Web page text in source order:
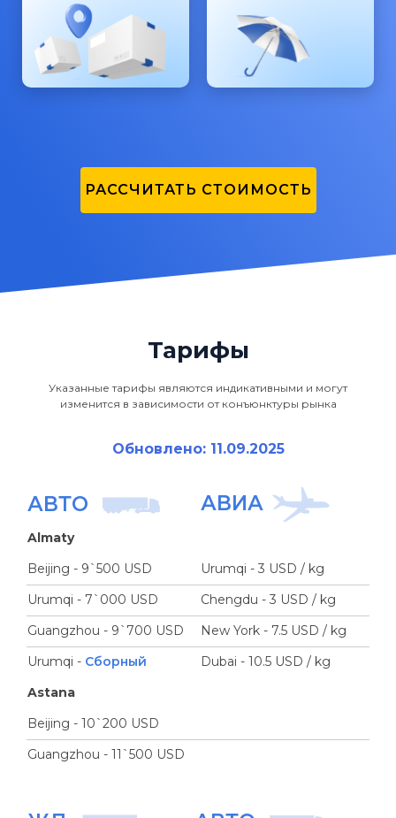
РАССЧИТАТЬ СТОИМОСТЬ
Тарифы
Указанные тарифы являются индикативными и могут
изменится в зависимости от конъюнктуры рынка
Обновлено: 11.09.2025
АВТО АВИА
Almaty
Beijing - 9`500 USD
Urumqi - 3 USD / kg
Urumqi - 7`000 USD
Chengdu - 3 USD / kg
Guangzhou - 9`700 USD
New York - 7.5 USD / kg
Urumqi - Сборный
Dubai - 10.5 USD / kg
Astana
Beijing - 10`200 USD
Guangzhou - 11`500 USD